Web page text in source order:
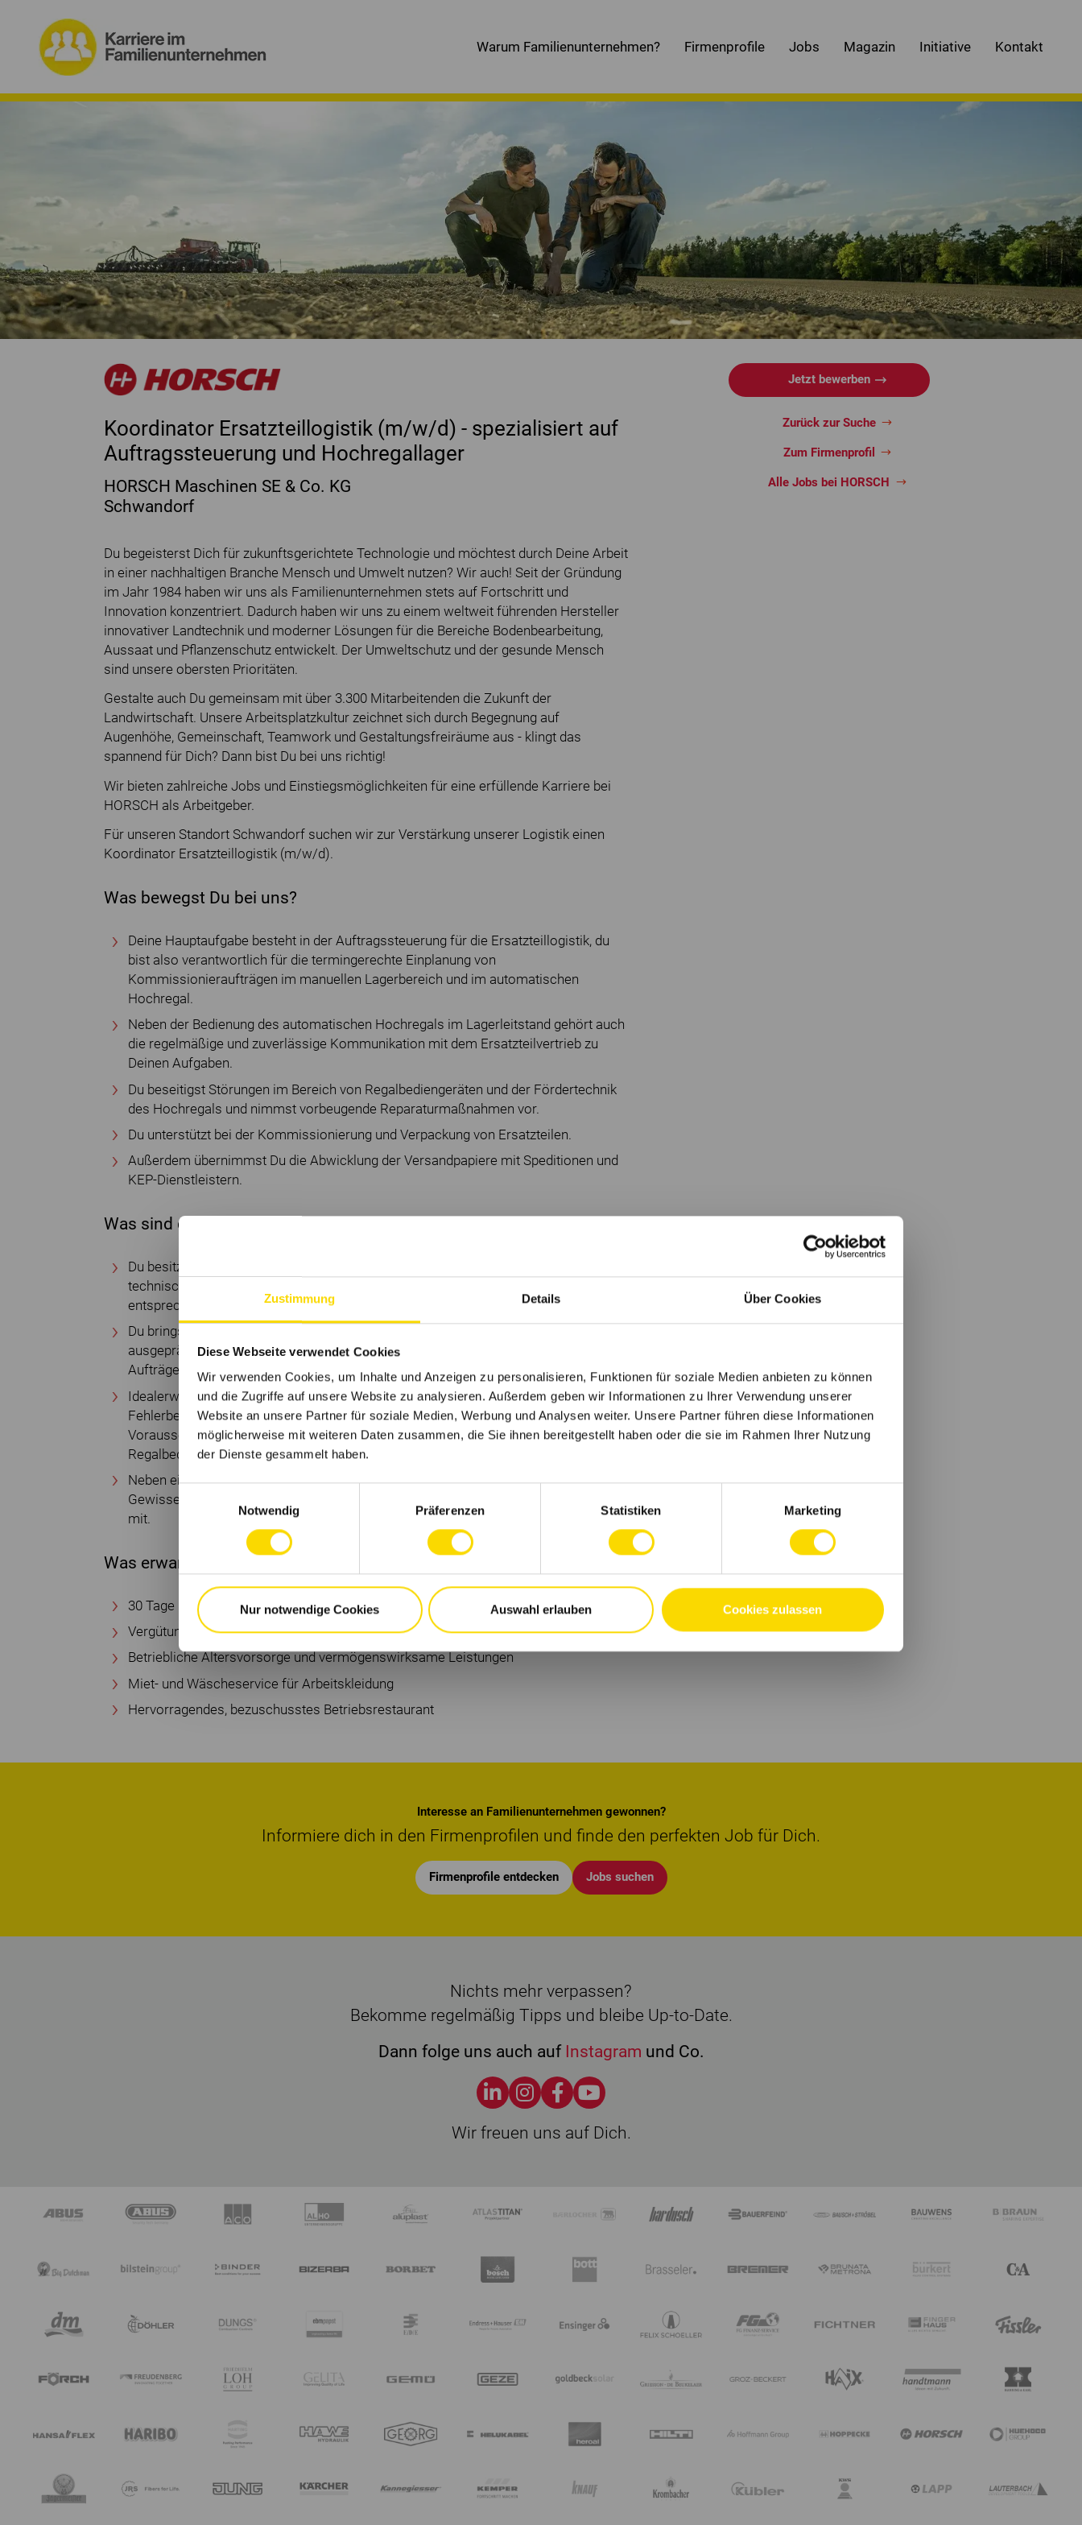
Zustimmung Details Über Cookies
Diese Webseite verwendet Cookies
Wir verwenden Cookies, um Inhalte und Anzeigen zu personalisieren, Funktionen für soziale Medien anbieten zu können
und die Zugriffe auf unsere Website zu analysieren. Außerdem geben wir Informationen zu Ihrer Verwendung unserer
Website an unsere Partner für soziale Medien, Werbung und Analysen weiter. Unsere Partner führen diese Informationen
möglicherweise mit weiteren Daten zusammen, die Sie ihnen bereitgestellt haben oder die sie im Rahmen Ihrer Nutzung
der Dienste gesammelt haben.
Notwendig
Präferenzen Statistiken Marketing
Nur notwendige Cookies Auswahl erlauben Cookies zulassen
Warum Familienunternehmen? Firmenprofile Jobs Magazin Initiative Kontakt
Koordinator Ersatzteillogistik (m/w/d) - spezialisiert auf
Auftragssteuerung und Hochregallager
HORSCH Maschinen SE & Co. KG
Schwandorf
Du begeisterst Dich für zukunftsgerichtete Technologie und möchtest durch Deine Arbeit
in einer nachhaltigen Branche Mensch und Umwelt nutzen? Wir auch! Seit der Gründung
im Jahr 1984 haben wir uns als Familienunternehmen stets auf Fortschritt und
Innovation konzentriert. Dadurch haben wir uns zu einem weltweit führenden Hersteller
innovativer Landtechnik und moderner Lösungen für die Bereiche Bodenbearbeitung,
Aussaat und Pflanzenschutz entwickelt. Der Umweltschutz und der gesunde Mensch
sind unsere obersten Prioritäten.
Gestalte auch Du gemeinsam mit über 3.300 Mitarbeitenden die Zukunft der
Landwirtschaft. Unsere Arbeitsplatzkultur zeichnet sich durch Begegnung auf
Augenhöhe, Gemeinschaft, Teamwork und Gestaltungsfreiräume aus - klingt das
spannend für Dich? Dann bist Du bei uns richtig!
Wir bieten zahlreiche Jobs und Einstiegsmöglichkeiten für eine erfüllende Karriere bei
HORSCH als Arbeitgeber.
Für unseren Standort Schwandorf suchen wir zur Verstärkung unserer Logistik einen
Koordinator Ersatzteillogistik (m/w/d).
Was bewegst Du bei uns?
Deine Hauptaufgabe besteht in der Auftragssteuerung für die Ersatzteillogistik, du
bist also verantwortlich für die termingerechte Einplanung von
Kommissionieraufträgen im manuellen Lagerbereich und im automatischen
Hochregal.
Neben der Bedienung des automatischen Hochregals im Lagerleitstand gehört auch
die regelmäßige und zuverlässige Kommunikation mit dem Ersatzteilvertrieb zu
Deinen Aufgaben.
Du beseitigst Störungen im Bereich von Regalbediengeräten und der Fördertechnik
des Hochregals und nimmst vorbeugende Reparaturmaßnahmen vor.
Du unterstützt bei der Kommissionierung und Verpackung von Ersatzteilen.
Außerdem übernimmst Du die Abwicklung der Versandpapiere mit Speditionen und
KEP-Dienstleistern.
Was sind die besten Voraussetzungen für Deinen Einstieg?
Du besitzt eine abgeschlossene Berufsausbildung in der Logistik oder im
technischen Bereich (Mechatronik, Elektronik, Steuerungstechnik, etc.) mit
entsprechender Berufserfahrung in der Logistik.
Du bringst Erfahrung im Umgang mit Lagerverwaltungssystemen mit und besitzt
ausgeprägte organisatorische Fähigkeiten, um die termingerechte Einplanung von
Aufträgen sicherzustellen.
Idealerweise verfügst Du bereits über praktische Erfahrung in Betrieb,
Fehlerbehebung und Wartung automatischer Logistikanlagen und bringst die nötigen
Voraussetzungen (Schwindelfreiheit) für die Störungsbeseitigung an
Regalbediengeräten in größeren Höhen mit.
Neben einer zuverlässigen und selbständigen Arbeitsweise bringst Du Belastbarkeit,
Gewissenhaftigkeit und die Bereitschaft zur flexiblen Arbeit im Zwei-Schicht-System
mit.
Was erwartet Dich bei uns?
30 Tage Urlaub
Vergütungspaket mit Erfolgsbeteiligung
Betriebliche Altersvorsorge und vermögenswirksame Leistungen
Miet- und Wäscheservice für Arbeitskleidung
Hervorragendes, bezuschusstes Betriebsrestaurant
Jetzt bewerben
Zurück zur Suche
Zum Firmenprofil
Alle Jobs bei HORSCH
Interesse an Familienunternehmen gewonnen?
Informiere dich in den Firmenprofilen und finde den perfekten Job für Dich.
Firmenprofile entdecken Jobs suchen
Nichts mehr verpassen?
Bekomme regelmäßig Tipps und bleibe Up-to-Date.
Dann folge uns auch auf Instagram und Co.
Wir freuen uns auf Dich.